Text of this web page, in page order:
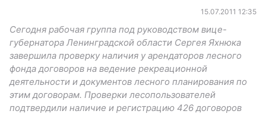
15.07.2011 12:35
Сегодня рабочая группа под руководством вице-
губернатора Ленинградской области Сергея Яхнюка
завершила проверку наличия у арендаторов лесного
фонда договоров на ведение рекреационной
деятельности и документов лесного планирования по
этим договорам. Проверки лесопользователей
подтвердили наличие и регистрацию 426 договоров